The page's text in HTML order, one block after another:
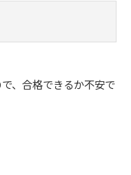
、合格できるか不安で